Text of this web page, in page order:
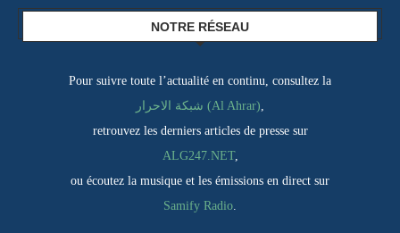
NOTRE RÉSEAU
Pour suivre toute l’actualité en continu, consultez la
شبكة الاحرار (Al Ahrar),
retrouvez les derniers articles de presse sur
ALG247.NET,
ou écoutez la musique et les émissions en direct sur
Samify Radio.